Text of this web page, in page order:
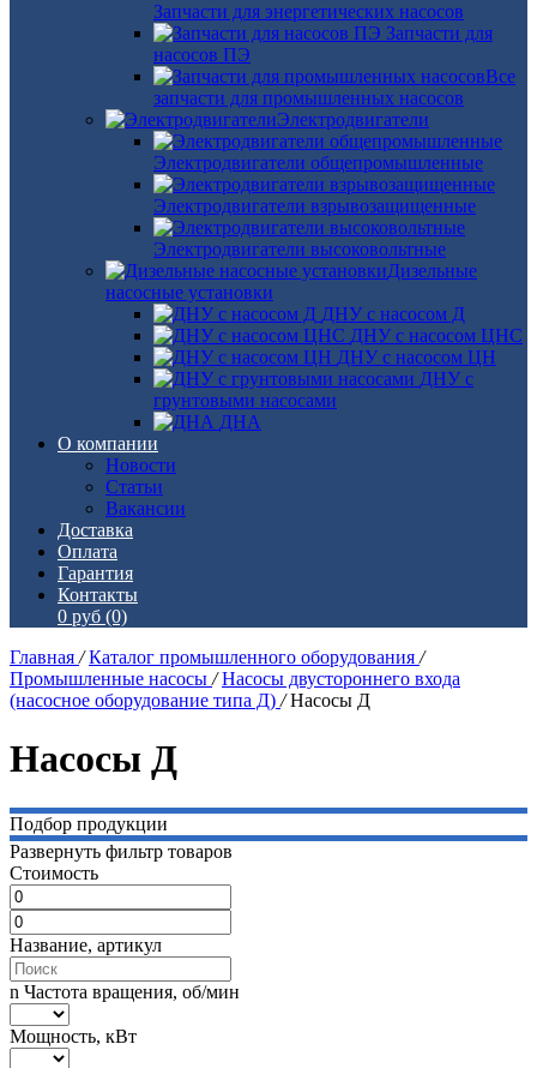
Запчасти для энергетических насосов
Запчасти для
насосов ПЭ
Все
запчасти для промышленных насосов
Электродвигатели
Электродвигатели общепромышленные
Электродвигатели взрывозащищенные
Электродвигатели высоковольтные
Дизельные
насосные установки
ДНУ с насосом Д
ДНУ с насосом ЦНС
ДНУ с насосом ЦН
ДНУ с
грунтовыми насосами
ДНА
О компании
Новости
Статьи
Вакансии
Доставка
Оплата
Гарантия
Контакты
0 руб (0)
Главная / Каталог промышленного оборудования /
Промышленные насосы / Насосы двустороннего входа
(насосное оборудование типа Д) / Насосы Д
Насосы Д
Подбор продукции
Развернуть фильтр товаров
Стоимость
Название, артикул
n Частота вращения, об/мин
Мощность, кВт